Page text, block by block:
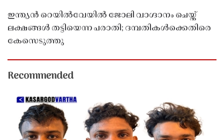
ഇന്ത്യൻ റെയിൽവേയിൽ ജോലി വാഗ്ദാനം ചെയ്ത്
ലക്ഷങ്ങൾ തട്ടിയെന്ന പരാതി; ദമ്പതികൾക്കെതിരെ
കേസെടുത്തു
Recommended